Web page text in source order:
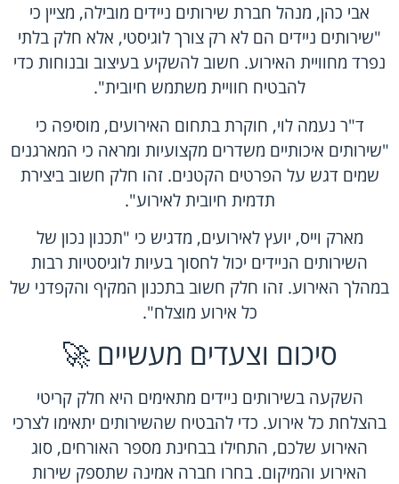
אבי כהן, מנהל חברת שירותים ניידים מובילה, מציין כי
"שירותים ניידים הם לא רק צורך לוגיסטי, אלא חלק בלתי
נפרד מחוויית האירוע. חשוב להשקיע בעיצוב ובנוחות כדי
להבטיח חוויית משתמש חיובית".
ד"ר נעמה לוי, חוקרת בתחום האירועים, מוסיפה כי
"שירותים איכותיים משדרים מקצועיות ומראה כי המארגנים
שמים דגש על הפרטים הקטנים. זהו חלק חשוב ביצירת
תדמית חיובית לאירוע".
מארק וייס, יועץ לאירועים, מדגיש כי "תכנון נכון של
השירותים הניידים יכול לחסוך בעיות לוגיסטיות רבות
במהלך האירוע. זהו חלק חשוב בתכנון המקיף והקפדני של
כל אירוע מוצלח".
סיכום וצעדים מעשיים 🚀
השקעה בשירותים ניידים מתאימים היא חלק קריטי
בהצלחת כל אירוע. כדי להבטיח שהשירותים יתאימו לצרכי
האירוע שלכם, התחילו בבחינת מספר האורחים, סוג
האירוע והמיקום. בחרו חברה אמינה שתספק שירות